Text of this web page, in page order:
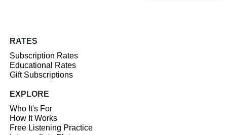
RATES
Subscription Rates
Educational Rates
Gift Subscriptions
EXPLORE
Who It's For
How It Works
Free Listening Practice